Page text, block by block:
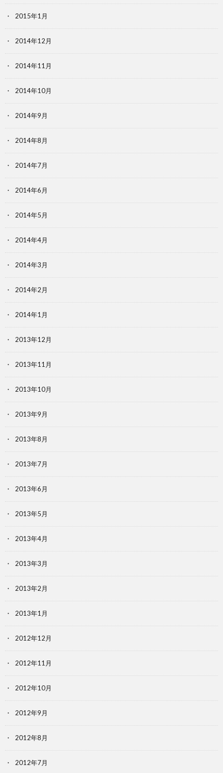
2015年1月
2014年12月
2014年11月
2014年10月
2014年9月
2014年8月
2014年7月
2014年6月
2014年5月
2014年4月
2014年3月
2014年2月
2014年1月
2013年12月
2013年11月
2013年10月
2013年9月
2013年8月
2013年7月
2013年6月
2013年5月
2013年4月
2013年3月
2013年2月
2013年1月
2012年12月
2012年11月
2012年10月
2012年9月
2012年8月
2012年7月